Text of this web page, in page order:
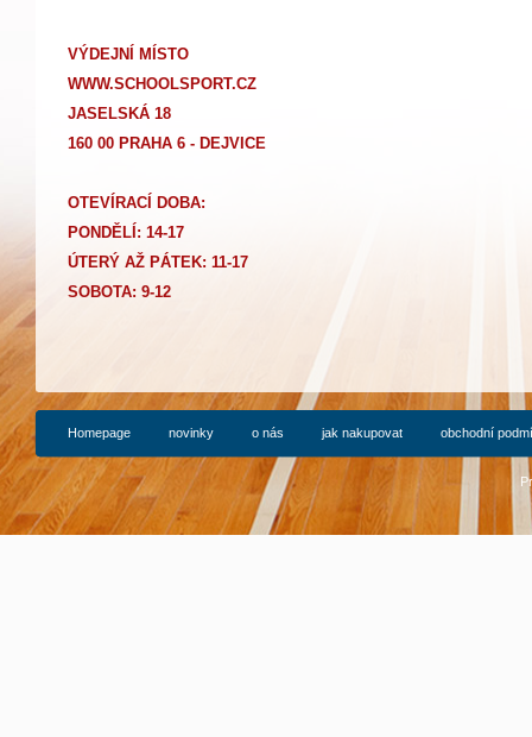
VÝDEJNÍ MÍSTO
WWW.SCHOOLSPORT.CZ
JASELSKÁ 18
160 00 PRAHA 6 - DEJVICE
OTEVÍRACÍ DOBA:
PONDĚLÍ: 14-17
ÚTERÝ AŽ PÁTEK: 11-17
SOBOTA: 9-12
Homepage novinky o nás jak nakupovat obchodní